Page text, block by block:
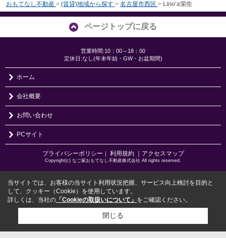
おもてなし不動産 > (賃貸)地域から探す > 名古屋市西区 > Lino'a栄生
ページトップに戻る
営業時間:10：00～18：00
定休日:なし(年末年始・GW・お盆期間)
ホーム
会社概要
お問い合わせ
PCサイト
プライバシーポリシー 利用規約 ｜アクセスマップ
Copyright(c) なご家おもてなし不動産株式会社 All rights reserved.
当サイトでは、お客様の当サイト利用状況把握、サービス向上検討を目的と
して、クッキー（Cookie）を使用しています。
詳しくは、当社の 「Cookieの取扱いについて」 をご確認ください。
閉じる